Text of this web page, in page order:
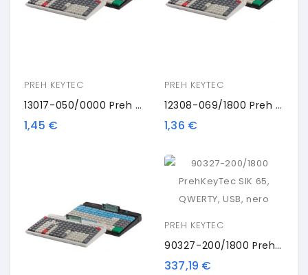
PREH KEYTEC
13017-050/0000 Preh 2-Keycap, Green
1,45 €
PREH KEYTEC
12308-069/1800 Preh 2-Key
1,36 €
PREH KEYTEC
90327-200/1800 PrehKeyTec SIK 65, QWERTY, USB, Nero
337,19 €